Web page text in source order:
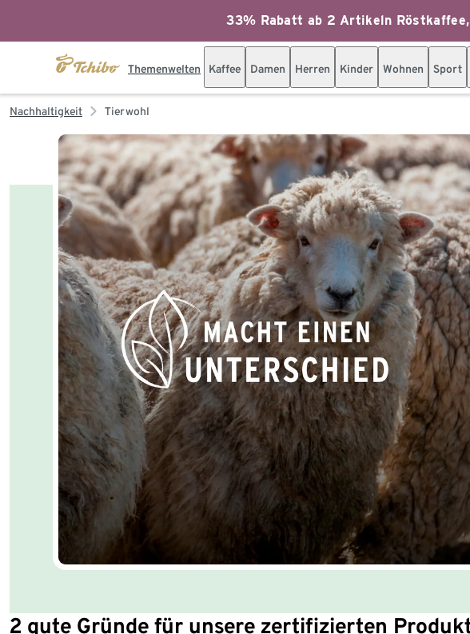
33% Rabatt ab 2 Artikeln Röstkaffee,
Themenwelten Kaffee Damen Herren Kinder Wohnen Sport
Nachhaltigkeit Tierwohl
2 gute Gründe für unsere zertifizierten